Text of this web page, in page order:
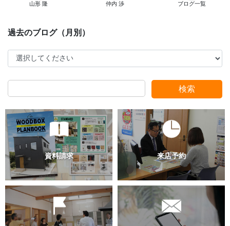
スタッフ別ブログ
山形 隆 仲内 渉 ブログ一覧
検索